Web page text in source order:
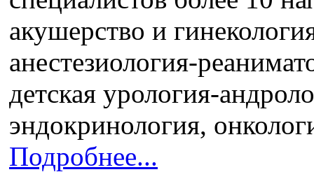
акушерство и
анестезиология-
детская урология-
эндокринология,
Подробнее...